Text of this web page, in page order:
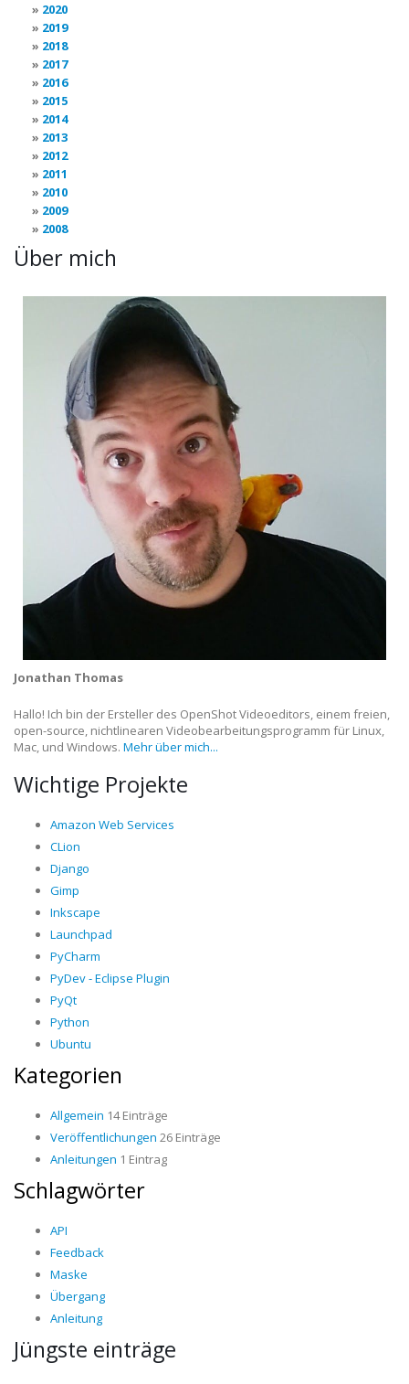
2020
2019
2018
2017
2016
2015
2014
2013
2012
2011
2010
2009
2008
Über mich
Jonathan Thomas
Hallo! Ich bin der Ersteller des OpenShot Videoeditors, einem freien,
open-source, nichtlinearen Videobearbeitungsprogramm für Linux,
Mac, und Windows. Mehr über mich...
Wichtige Projekte
Amazon Web Services
CLion
Django
Gimp
Inkscape
Launchpad
PyCharm
PyDev - Eclipse Plugin
PyQt
Python
Ubuntu
Kategorien
Allgemein 14 Einträge
Veröffentlichungen 26 Einträge
Anleitungen 1 Eintrag
Schlagwörter
API
Feedback
Maske
Übergang
Anleitung
Jüngste einträge